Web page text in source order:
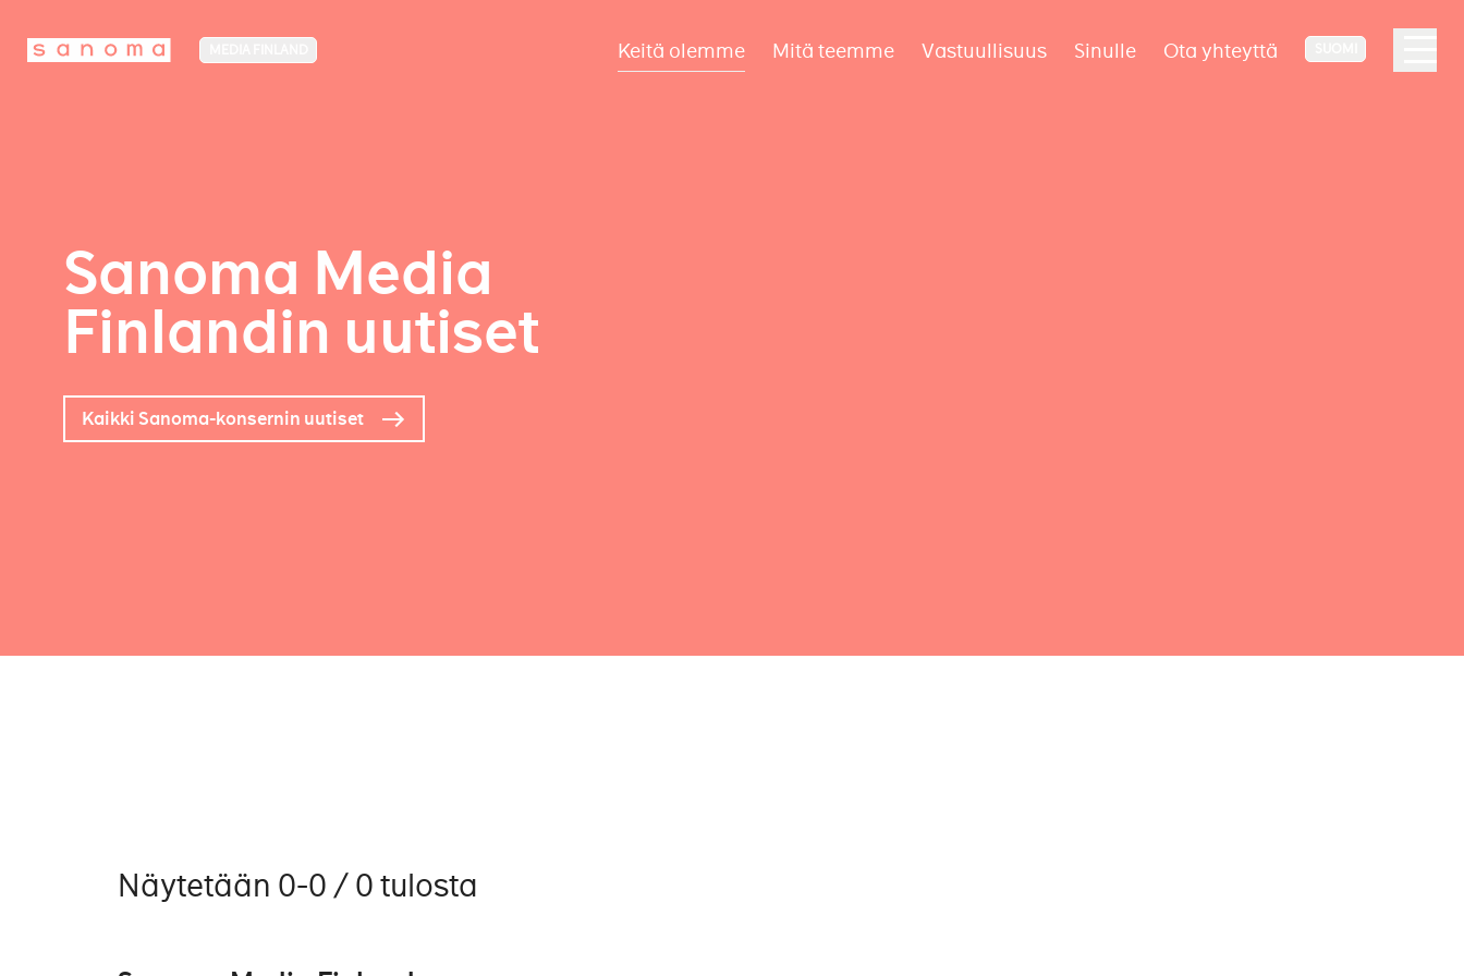
Keitä olemme Mitä teemme Vastuullisuus Sinulle Ota yhteyttä
Sanoma Media
Finlandin uutiset
Kaikki Sanoma-konsernin uutiset
Näytetään 0-0 / 0 tulosta